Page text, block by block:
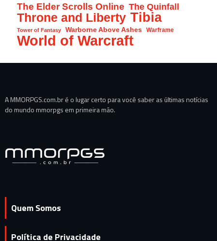
The Elder Scrolls Online The Quinfall
Throne and Liberty Tibia
Tower of Fantasy Warborne Above Ashes Warframe
World of Warcraft
A MMORPGS.com.br é o lugar certo para você saber as últimas notícias
do mundo mmorpgs em primeira mão.
Quem Somos
Política de Privacidade